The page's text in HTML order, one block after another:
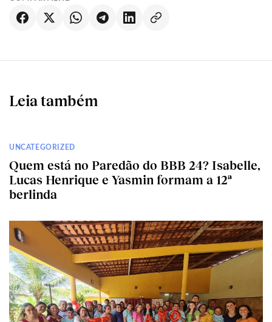
Leia também
UNCATEGORIZED
Quem está no Paredão do BBB 24? Isabelle,
Lucas Henrique e Yasmin formam a 12ª
berlinda